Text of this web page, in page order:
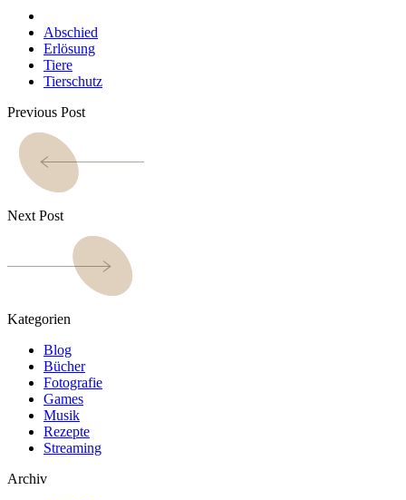
Abschied
Erlösung
Tiere
Tierschutz
Previous Post
Next Post
Kategorien
Blog
Bücher
Fotografie
Games
Musik
Rezepte
Streaming
Archiv